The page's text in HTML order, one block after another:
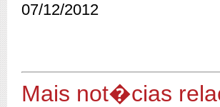
07/12/2012
Mais not�cias